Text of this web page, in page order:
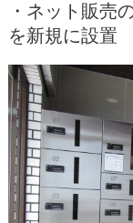
・ネット販売
を新規に設置